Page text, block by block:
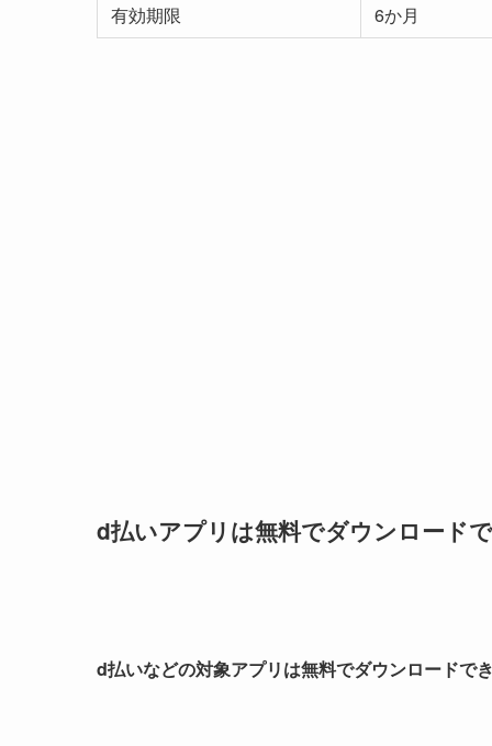
有効期限
6か月
d払いアプリは無料でダウンロード
d払いなどの対象アプリは無料でダウンロードで